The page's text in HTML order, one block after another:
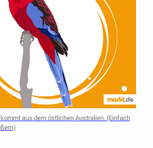
aus dem östlichen Australien. (Einfach